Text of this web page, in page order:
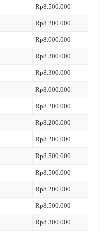
Rp8.500.000
Rp8.200.000
Rp8.000.000
Rp8.300.000
Rp8.300.000
Rp8.000.000
Rp8.200.000
Rp8.200.000
Rp8.200.000
Rp8.500.000
Rp8.500.000
Rp8.200.000
Rp8.500.000
Rp8.300.000